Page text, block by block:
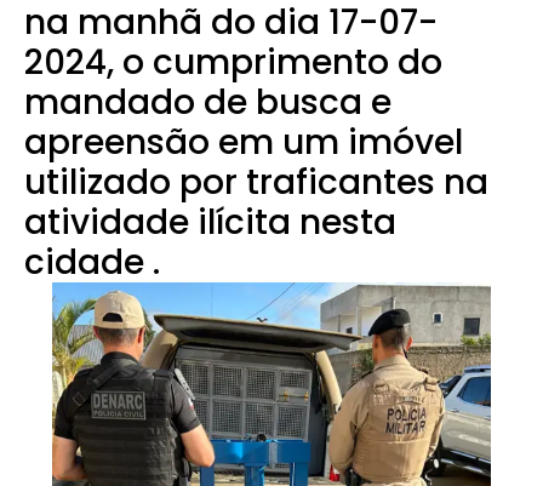
na manhã do dia 17-07-
2024, o cumprimento do
mandado de busca e
apreensão em um imóvel
utilizado por traficantes na
atividade ilícita nesta
cidade .